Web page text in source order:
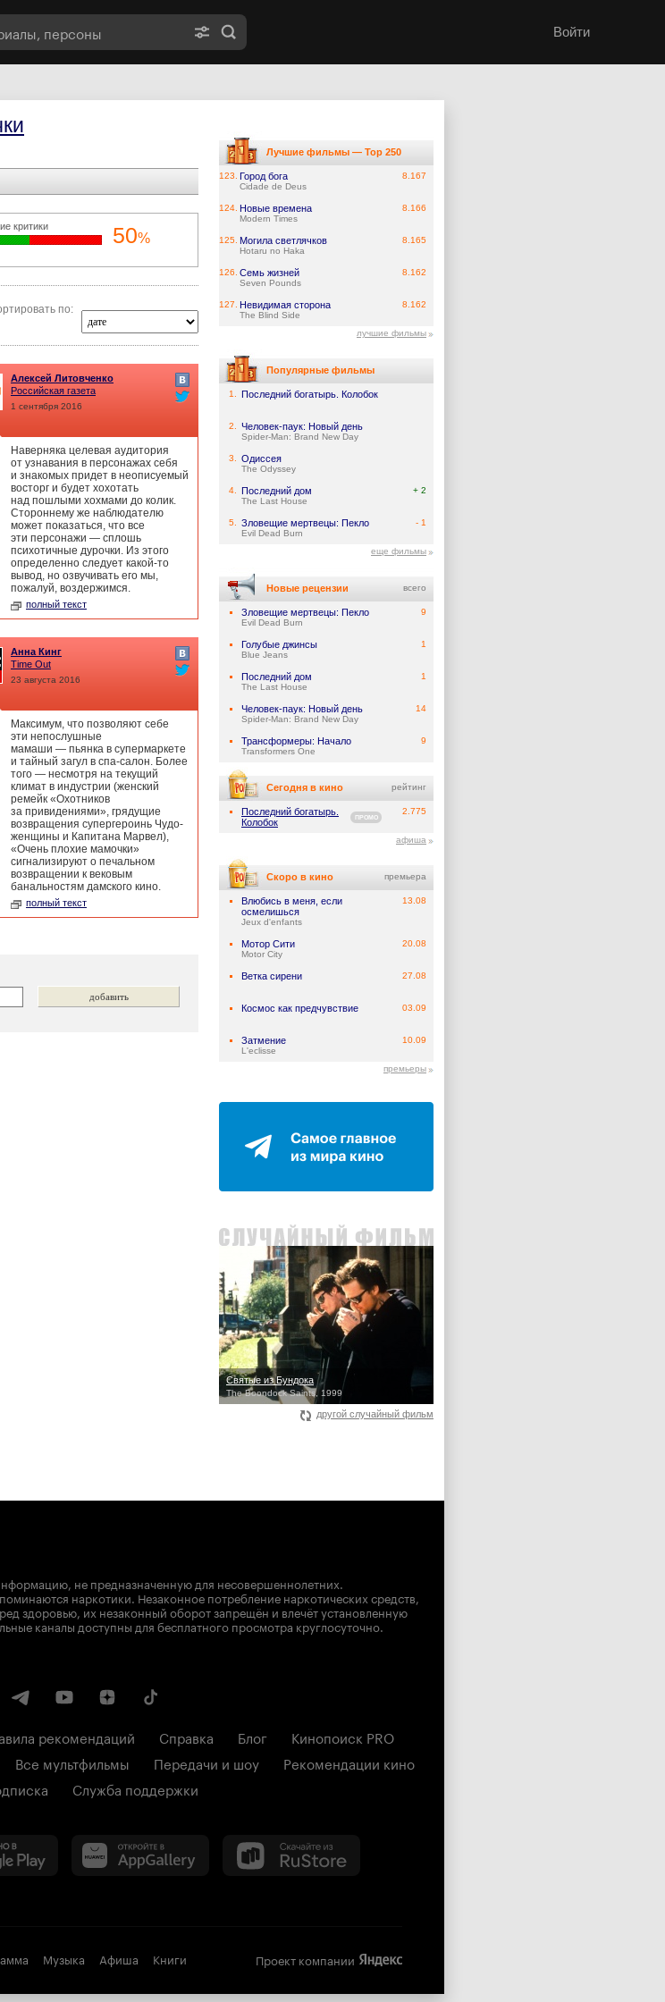
Войти
критики 50%
по:
Алексей Литовченко
Российская газета
1 сентября 2016
Наверняка целевая аудитория
от узнавания в персонажах себя
и знакомых придет в неописуемый
восторг и будет хохотать
над пошлыми хохмами до колик.
Стороннему же наблюдателю
может показаться, что все
эти персонажи — сплошь
психотичные дурочки. Из этого
определенно следует какой-то
вывод, но озвучивать его мы,
пожалуй, воздержимся.
полный текст
Анна Кинг
Time Out
23 августа 2016
Максимум, что позволяют себе
эти непослушные
мамаши — пьянка в супермаркете
и тайный загул в спа-салон. Более
того — несмотря на текущий
климат в индустрии (женский
ремейк «Охотников
за привидениями», грядущие
возвращения супергероинь Чудо-
женщины и Капитана Марвел),
«Очень плохие мамочки»
сигнализируют о печальном
возвращении к вековым
банальностям дамского кино.
полный текст
Лучшие фильмы — Top 250
123. Город бога
Cidade de Deus
8.167
124. Новые времена
Modern Times
8.166
125. Могила светлячков
Hotaru no Haka
8.165
126. Семь жизней
Seven Pounds
8.162
127. Невидимая сторона
The Blind Side
8.162
лучшие фильмы
Популярные фильмы
1. Последний богатырь. Колобок
2. Человек-паук: Новый день
Spider-Man: Brand New Day
3. Одиссея
The Odyssey
4. Последний дом
The Last House
+ 2
5. Зловещие мертвецы: Пекло
Evil Dead Burn
- 1
еще фильмы
Новые рецензии всего
Зловещие мертвецы: Пекло
Evil Dead Burn
9
Голубые джинсы
Blue Jeans
1
Последний дом
The Last House
1
Человек-паук: Новый день
Spider-Man: Brand New Day
14
Трансформеры: Начало
Transformers One
9
Сегодня в кино рейтинг
Последний богатырь.
Колобок
ПРОМО
2.775
афиша
Скоро в кино премьера
Влюбись в меня, если
осмелишься
Jeux d'enfants
13.08
Мотор Сити
Motor City
20.08
Ветка сирени 27.08
Космос как предчувствие 03.09
Затмение
L'eclisse
10.09
премьеры
Святые из Бундока
The Boondock Saints, 1999
другой случайный фильм
не предназначенную для несовершеннолетних.
наркотики. Незаконное потребление наркотических средств,
здоровью, их незаконный оборот запрещён и влечёт установленную
каналы доступны для бесплатного просмотра круглосуточно.
рекомендаций Справка Блог
Кинопоиск PRO
Все мультфильмы Передачи и шоу
Рекомендации кино
Служба поддержки
Музыка Афиша Книги Проект компании